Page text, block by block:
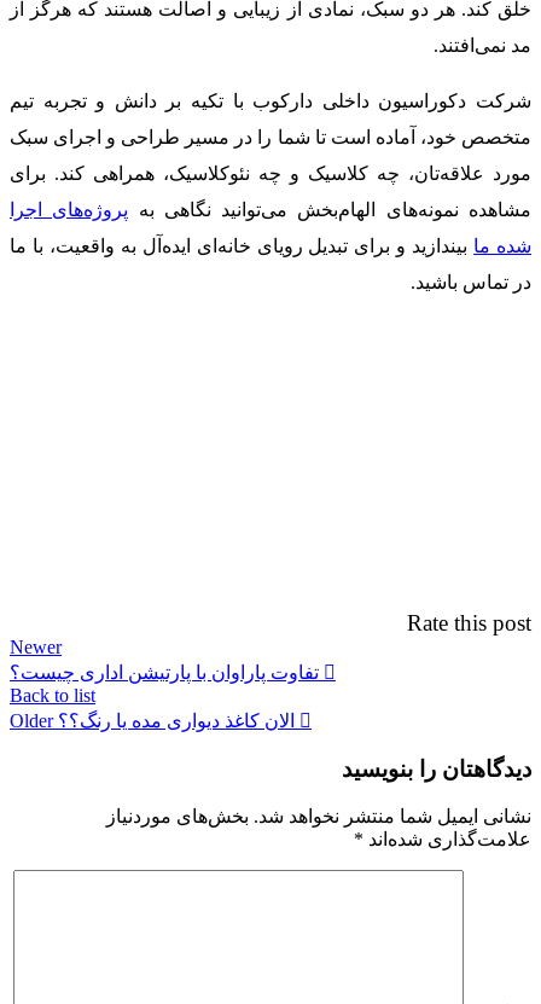
خلق کند. هر دو سبک، نمادی از زیبایی و اصالت هستند که هرگز از
مد نمی‌افتند.
شرکت دکوراسیون داخلی دارکوب با تکیه بر دانش و تجربه تیم
متخصص خود، آماده است تا شما را در مسیر طراحی و اجرای سبک
مورد علاقه‌تان، چه کلاسیک و چه نئوکلاسیک، همراهی کند. برای
مشاهده نمونه‌های الهام‌بخش می‌توانید نگاهی به پروژه‌های اجرا
شده ما بیندازید و برای تبدیل رویای خانه‌ای ایده‌آل به واقعیت، با ما
در تماس باشید.
Rate this post
Newer
تفاوت پاراوان با پارتیشن اداری چیست؟
Back to list
Older الان کاغذ دیواری مده یا رنگ؟؟
دیدگاهتان را بنویسید
نشانی ایمیل شما منتشر نخواهد شد. بخش‌های موردنیاز
علامت‌گذاری شده‌اند *